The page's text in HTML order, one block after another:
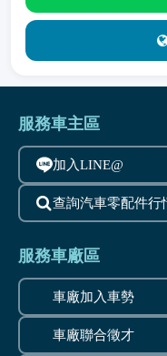
服務車主區
加入LINE@
查詢汽車零配件行
服務車廠區
車廠加入車勢
車廠聯合徵才